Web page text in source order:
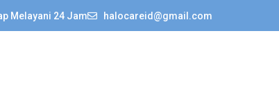
Melayani 24 Jam halocareid@gmail.com